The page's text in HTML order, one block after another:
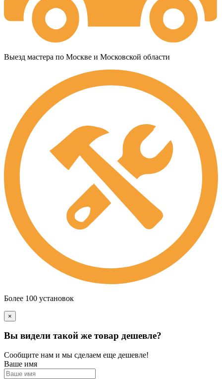
Выезд мастера по Москве и Московской области
Более 100 установок
×
Вы видели такой же товар дешевле?
Сообщите нам и мы сделаем еще дешевле!
Ваше имя